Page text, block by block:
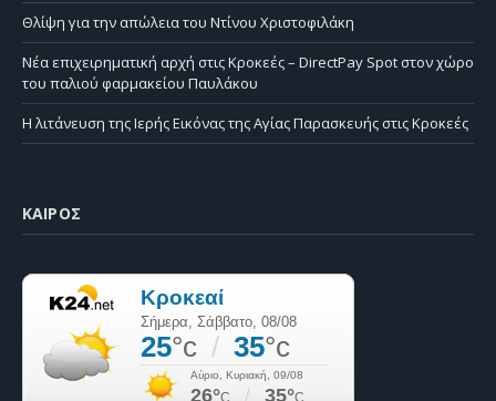
Θλίψη για την απώλεια του Ντίνου Χριστοφιλάκη
Νέα επιχειρηματική αρχή στις Κροκεές – DirectPay Spot στον χώρο
του παλιού φαρμακείου Παυλάκου
Η λιτάνευση της Ιερής Εικόνας της Αγίας Παρασκευής στις Κροκεές
ΚΑΙΡΌΣ